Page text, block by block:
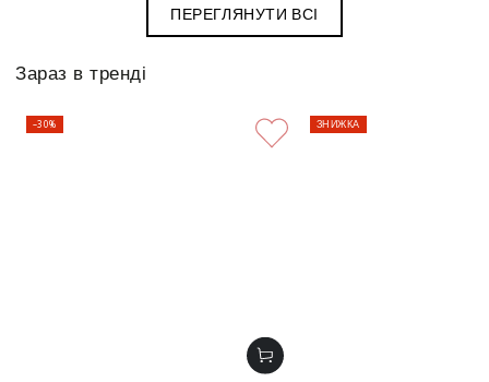
ПЕРЕГЛЯНУТИ ВСІ
Зараз в тренді
–30% ЗНИЖКА